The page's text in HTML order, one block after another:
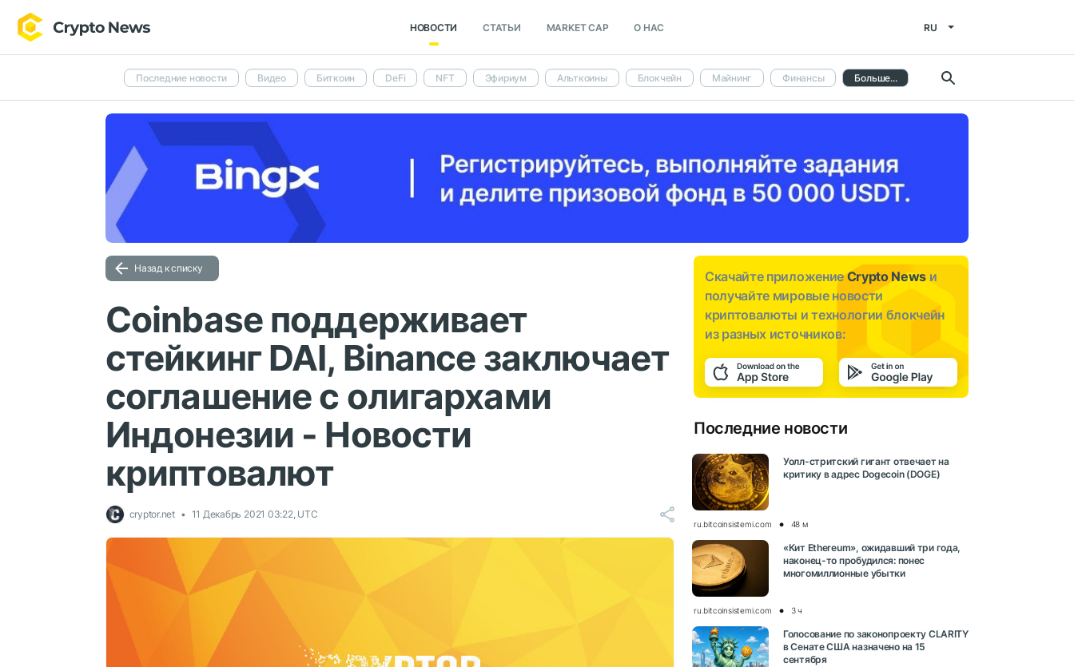
НОВОСТИ СТАТЬИ MARKET CAP О НАС RU
Последние новости Видео Биткоин DeFi NFT Эфириум Альткоины Блокчейн Майнинг Финансы Больше...
Назад к списку
Coinbase поддерживает
стейкинг DAI, Binance заключает
соглашение с олигархами
Индонезии - Новости
криптовалют
cryptor.net 11 Декабрь 2021 03:22, UTC
Скачайте приложениеCrypto News и
получайте мировые новости
криптовалюты и технологии блокчейн
из разных источников:
Последние новости
Уолл-стритский гигант отвечает на
критику в адрес Dogecoin (DOGE)
ru.bitcoinsistemi.com 48 м
«Кит Ethereum», ожидавший три года,
наконец-то пробудился: понес
многомиллионные убытки
ru.bitcoinsistemi.com 3 ч
Голосование по законопроекту CLARITY
в Сенате США назначено на 15
сентября